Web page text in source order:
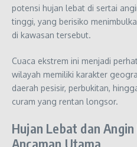
potensi hujan lebat di sertai
tinggi, yang berisiko
di kawasan tersebut.
Cuaca ekstrem ini menjadi
wilayah memiliki karakter
daerah pesisir, perbukitan,
curam yang rentan longsor.
Hujan Lebat dan Angin
Ancaman Utama